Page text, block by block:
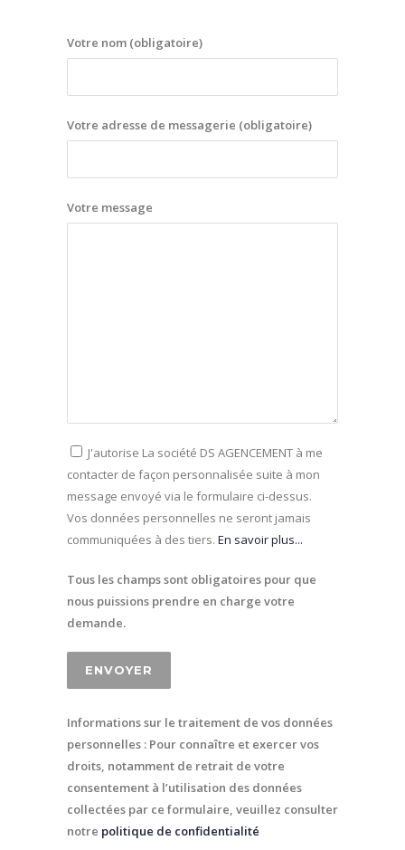
Votre nom (obligatoire)
Votre adresse de messagerie (obligatoire)
Votre message
J'autorise La société DS AGENCEMENT à me
contacter de façon personnalisée suite à mon
message envoyé via le formulaire ci-dessus.
Vos données personnelles ne seront jamais
communiquées à des tiers. En savoir plus...
Tous les champs sont obligatoires pour que
nous puissions prendre en charge votre
demande.
Informations sur le traitement de vos données
personnelles : Pour connaître et exercer vos
droits, notamment de retrait de votre
consentement à l’utilisation des données
collectées par ce formulaire, veuillez consulter
notre politique de confidentialité